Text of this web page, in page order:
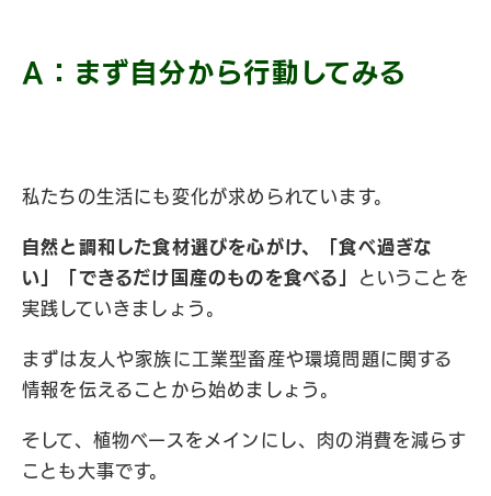
A：まず自分から行動してみる
私たちの生活にも変化が求められています。
自然と調和した食材選びを心がけ、「食べ過ぎな
い」「できるだけ国産のものを食べる」
ということを
実践していきましょう。
まずは友人や家族に工業型畜産や環境問題に関する
情報を伝えることから始めましょう。
そして、植物ベースをメインにし、肉の消費を減らす
ことも大事です。